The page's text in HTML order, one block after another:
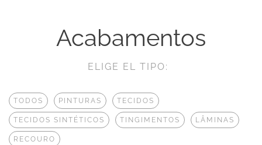
Acabamentos
ELIGE EL TIPO:
TODOS PINTURAS TECIDOS
TECIDOS SINTÉTICOS TINGIMENTOS LÂMINAS
RECOURO